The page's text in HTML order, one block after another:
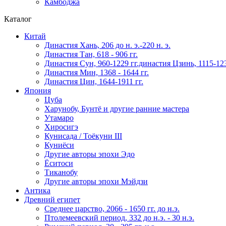
Каталог
Китай
Династия Хань, 206 до н. э.-220 н. э.
Династия Тан, 618 - 906 гг.
Династия Сун, 960-1229 гг.династия Цзинь, 1115-
Династия Мин, 1368 - 1644 гг.
Династия Цин, 1644-1911 гг.
Япония
Цуба
Харунобу, Бунтё и другие ранние мастера
Утамаро
Хиросигэ
Кунисада / Тоёкуни III
Куниёси
Другие авторы эпохи Эдо
Ёситоси
Тиканобу
Другие авторы эпохи Мэйдзи
Антика
Древний египет
Среднее царство, 2066 - 1650 гг. до н.э.
Птолемеевский период, 332 до н.э. - 30 н.э.